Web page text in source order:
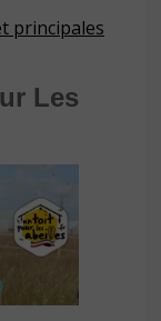
principales
Les